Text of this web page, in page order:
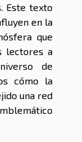
Este texto
en la
que
lectores a
de
cómo la
una red